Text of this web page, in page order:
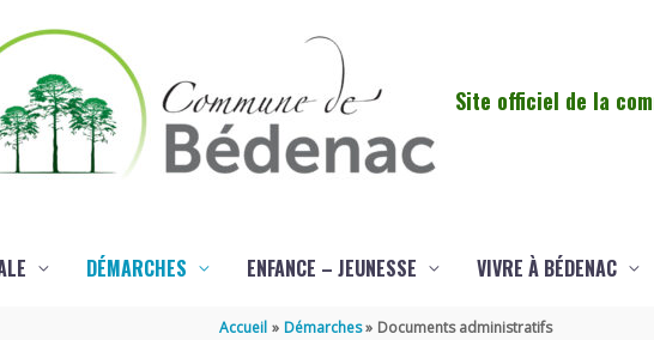
Site officiel de la
DÉMARCHES ENFANCE – JEUNESSE VIVRE À BÉDENAC
Accueil Démarches Documents administratifs